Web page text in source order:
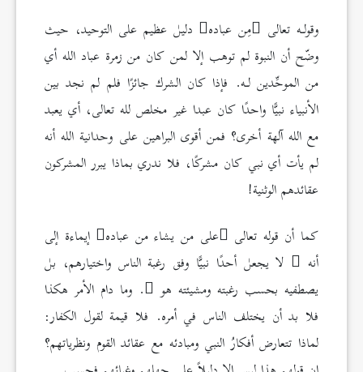
وقولـه تعالى مِن عباده دليل عظيم على التوحيد، حيث
وضّح أن النبوة لم توهب إلا لمن كان من زمرة عباد الله أي
من الموحِّدين لـه. فإذا كان الشرك جائزًا فلم لم نجد بين
الأنبياء نبيًّا واحدًا كان عبدا غير مخلص لله تعالى، أي يعبد
مع الله آلهة أخرى؟ فمن أقوى البراهين على وحدانية الله أنه
لم يأت أي نبي كان مشركًا، فلا ندري بماذا يبرر المشركون
عقائدهم الوثنية!
كما أن قوله تعالى على من يشاء من عباده إيماءة إلى
أنه
لا يجعل أحدًا نبيًّا وفق رغبة الناس واختيارهم، بل
يصطفيه بحسب رغبته ومشيئته هو . وما دام الأمر هكذا
فلا بد أن يختلف الناس في أمره. فلا قيمة لقول الكفار:
لماذا تتعارض أفكارُ النبي ومبادئه مع عقائد القوم ونظرياتهم؟